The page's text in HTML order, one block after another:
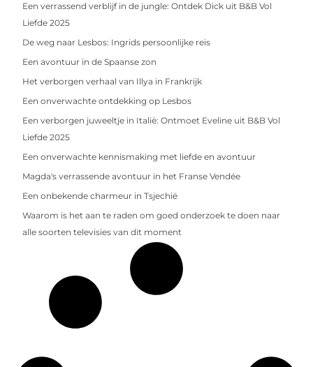
Een verrassend verblijf in de jungle: Ontdek Dick uit B&B Vol
Liefde 2025
De weg naar Lesbos: Ingrids persoonlijke reis
Een avontuur in de Spaanse zon
Het verborgen verhaal van Illya in Frankrijk
Een onverwachte ontdekking op Lesbos
Een verborgen juweeltje in Italië: Ontmoet Eveline uit B&B Vol
Liefde 2025
Een onverwachte kennismaking met liefde en avontuur
Magda's verrassende avontuur in het Franse Vendée
Een onbekende charmeur in Tsjechië
Waarom is het aan te raden om goed onderzoek te doen naar
alle soorten televisies van dit moment